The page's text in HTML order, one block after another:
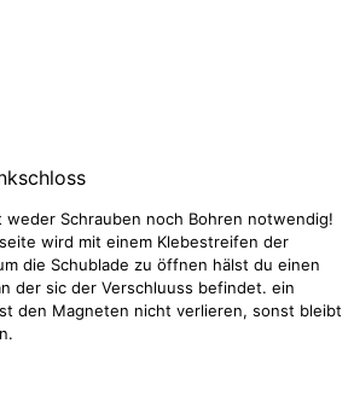
weder Schrauben noch Bohren notwendig!
wird mit einem Klebestreifen der
die Schublade zu öffnen hälst du einen
der sic der Verschluuss befindet. ein
den Magneten nicht verlieren, sonst bleibt